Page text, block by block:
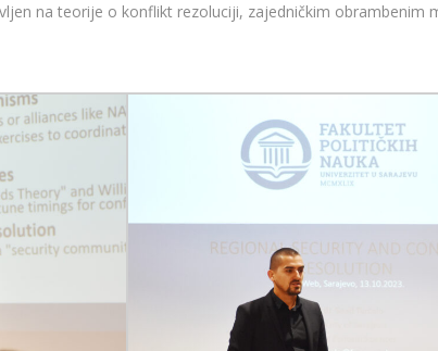
na teorije o konflikt rezoluciji, zajedničkim obrambenim